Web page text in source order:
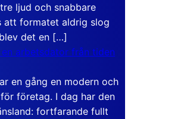
ljud och snabbare
att formatet aldrig slog
det en […]
arbetsdator från tiden
en gång en modern och
företag. I dag har den
fortfarande fullt